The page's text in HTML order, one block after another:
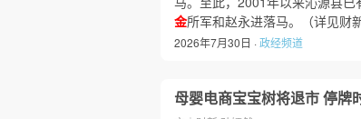
金所军和赵永进落马。（详见
2026年7月30日 ·政经频道
母婴电商宝宝树将退市 停牌